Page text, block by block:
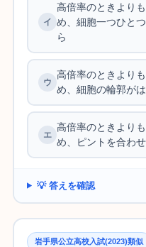
高倍率のときより
め、細胞一つひと
ら
高倍率のときより
め、細胞の輪郭が
高倍率のときより
め、ピントを合わ
💡 答えを確認
岩手県公立高校入試(2023)類似